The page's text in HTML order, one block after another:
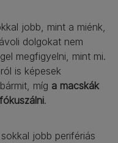
jobb, mint a miénk,
dolgokat nem
megfigyelni, mint mi.
is képesek
míg a macskák
.
jobb perifériás